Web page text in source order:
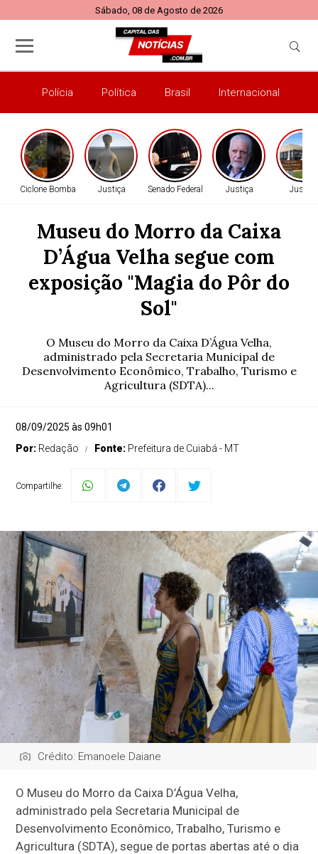
Sábado, 08 de Agosto de 2026
Polícia Política Brasil Internacional
Ciclone Bomba Justiça Senado Federal Justiça Justiça
Museu do Morro da Caixa
D’Água Velha segue com
exposição "Magia do Pôr do
Sol"
O Museu do Morro da Caixa D’Água Velha,
administrado pela Secretaria Municipal de
Desenvolvimento Econômico, Trabalho, Turismo e
Agricultura (SDTA)...
08/09/2025 às 09h01
Por: Redação Fonte: Prefeitura de Cuiabá - MT
Compartilhe:
Crédito: Emanoele Daiane
O Museu do Morro da Caixa D’Água Velha,
administrado pela Secretaria Municipal de
Desenvolvimento Econômico, Trabalho, Turismo e
Agricultura (SDTA), segue de portas abertas até o dia